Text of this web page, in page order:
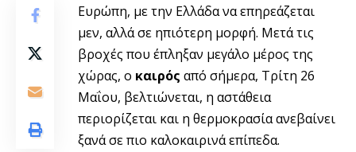
Ευρώπη, με την Ελλάδα να επηρεάζεται
μεν, αλλά σε ηπιότερη μορφή. Μετά τις
βροχές που έπληξαν μεγάλο μέρος της
χώρας, ο καιρός από σήμερα, Τρίτη 26
Μαΐου, βελτιώνεται, η αστάθεια
περιορίζεται και η θερμοκρασία ανεβαίνει
ξανά σε πιο καλοκαιρινά επίπεδα.